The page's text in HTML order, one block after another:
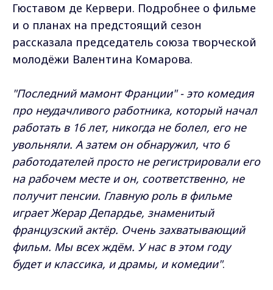
Гюставом де Кервери. Подробнее о фильме
и о планах на предстоящий сезон
рассказала председатель союза творческой
молодёжи Валентина Комарова.
"Последний мамонт Франции" - это комедия
про неудачливого работника, который начал
работать в 16 лет, никогда не болел, его не
увольняли. А затем он обнаружил, что 6
работодателей просто не регистрировали его
на рабочем месте и он, соответственно, не
получит пенсии. Главную роль в фильме
играет Жерар Депардье, знаменитый
французский актёр. Очень захватывающий
фильм. Мы всех ждём. У нас в этом году
будет и классика, и драмы, и комедии".